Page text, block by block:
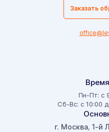
Пн-Пт: с
Сб-Вс: с 10:00
г. Москва, 1-й
Заказать